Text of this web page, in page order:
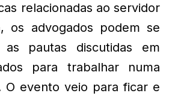
relacionadas ao servidor
os advogados podem se
pautas discutidas em
para trabalhar numa
O evento veio para ficar e